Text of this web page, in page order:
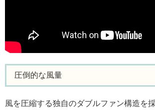
圧倒的な風量
風を圧縮する独自のダブルファン構造を